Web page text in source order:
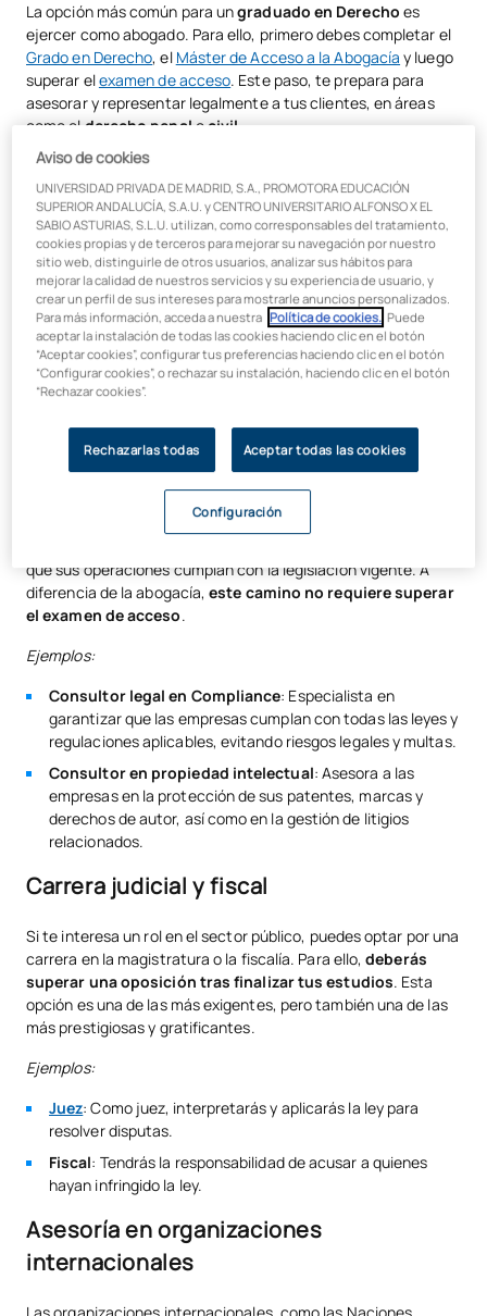
Asesoría en organizaciones internacionales
Investigación y docencia
Gestión de Recursos Humanos
Derecho de la propiedad intelectual e industrial
Derecho ambiental
Otras opciones
¿Qué rama del Derecho tiene más salida laboral?
Conclusión
La opción más común para ungraduado en Derecho es
ejercer como abogado. Para ello, primero debes completar el
Grado en Derecho, el Máster de Acceso a la Abogacía y luego
superar elexamen de acceso. Este paso, te prepara para
asesorar y representar legalmente a tus clientes, en áreas
como el derecho penal o civil
Es importante destacar, que los abogados deben estar
colegiados en el Colegio de Abogados correspondiente a su
lugar de ejercicio.La colegiación, es esencial para poder
ejercer legalmentey acceder a los beneficios y recursos que
ofrece el colegio profesional.
Ejemplo:
Abogado penalista: Se especializa en la defensa de
personas acusadas de delitos. Su trabajo puede variar
desde representar a un cliente en un juicio, hasta
Consultoría jurídica
Si prefieres trabajar en un entorno corporativo, la consultoría
jurídica es una excelente opción. En este rol, te encargarás
que sus operaciones cumplan con la legislación vigente. A
diferencia de la abogacía,este camino no requiere superar
el examen de acceso.
Ejemplos:
Consultor legal en Compliance: Especialista en
garantizar que las empresas cumplan con todas las leyes y
regulaciones aplicables, evitando riesgos legales y multas.
Consultor en propiedad intelectual: Asesora a las
empresas en la protección de sus patentes, marcas y
derechos de autor, así como en la gestión de litigios
relacionados.
Carrera judicial y fiscal
Si te interesa un rol en el sector público, puedes optar por una
carrera en la magistratura o la fiscalía. Para ello,deberás
superar una oposición tras finalizar tus estudios. Esta
opción es una de las más exigentes, pero también una de las
más prestigiosas y gratificantes.
Ejemplos:
Juez: Como juez, interpretarás y aplicarás la ley para
resolver disputas.
Fiscal: Tendrás la responsabilidad de acusar a quienes
hayan infringido la ley.
Asesoría en organizaciones
internacionales
Aviso de cookies
UNIVERSIDAD PRIVADA DE MADRID, S.A., PROMOTORA EDUCACIÓN
SUPERIOR ANDALUCÍA, S.A.U. y CENTRO UNIVERSITARIO ALFONSO X EL
SABIO ASTURIAS, S.L.U. utilizan, como corresponsables del tratamiento,
cookies propias y de terceros para mejorar su navegación por nuestro
sitio web, distinguirle de otros usuarios, analizar sus hábitos para
mejorar la calidad de nuestros servicios y su experiencia de usuario, y
crear un perfil de sus intereses para mostrarle anuncios personalizados.
Para más información, acceda a nuestra Política de cookies. . Puede
aceptar la instalación de todas las cookies haciendo clic en el botón
“Aceptar cookies”, configurar tus preferencias haciendo clic en el botón
“Configurar cookies”, o rechazar su instalación, haciendo clic en el botón
“Rechazar cookies”.
Rechazarlas todas Aceptar todas las cookies
Configuración